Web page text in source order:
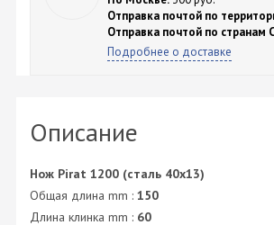
Отправка почтой по
Отправка почтой по странам
Подробнее о доставке
Описание
Нож Pirat 1200 (сталь 40х13)
Общая длина mm : 150
Длина клинка mm : 60